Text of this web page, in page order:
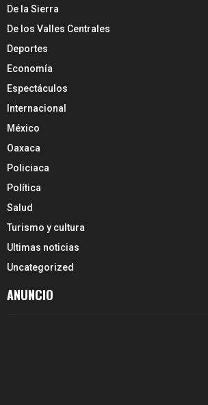
De la Sierra
De los Valles Centrales
Deportes
Economía
Espectáculos
Internacional
México
Oaxaca
Policiaca
Política
Salud
Turismo y cultura
Ultimas noticias
Uncategorized
ANUNCIO